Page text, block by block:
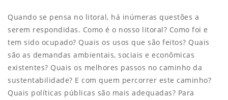
Quando se pensa no litoral, há inúmeras questões a
serem respondidas. Como é o nosso litoral? Como foi e
tem sido ocupado? Quais os usos que são feitos? Quais
são as demandas ambientais, sociais e econômicas
existentes? Quais os melhores passos no caminho da
sustentabilidade? E com quem percorrer este caminho?
Quais políticas públicas são mais adequadas? Para